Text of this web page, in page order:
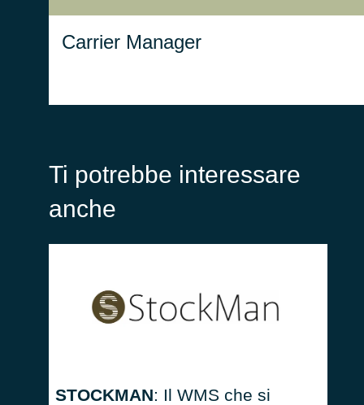
Carrier Manager
Ti potrebbe interessare
anche
STOCKMAN: Il WMS che si